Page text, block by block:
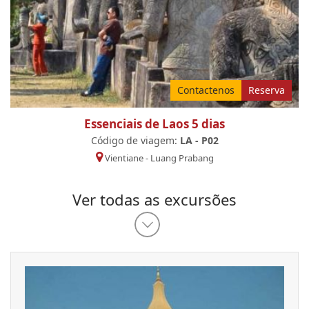
Contactenos Reserva
Essenciais de Laos 5 dias
Código de viagem: LA - P02
Vientiane- Luang Prabang
Ver todas as excursões